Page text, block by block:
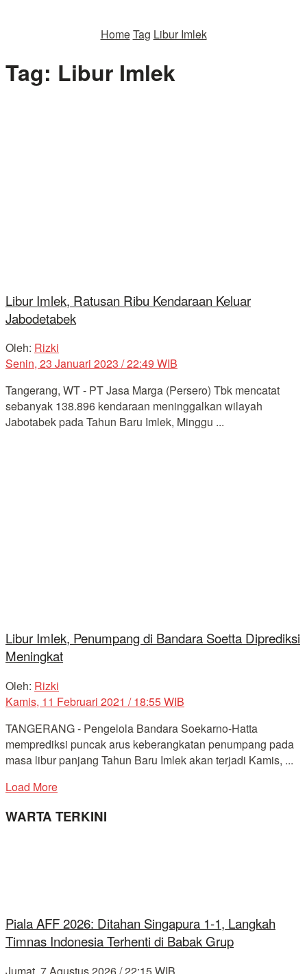
HomeTag Libur Imlek
Tag: Libur Imlek
Libur Imlek, Ratusan Ribu Kendaraan Keluar
Jabodetabek
Oleh: Rizki
Senin, 23 Januari 2023 / 22:49 WIB
Tangerang, WT - PT Jasa Marga (Persero) Tbk mencatat
sebanyak 138.896 kendaraan meninggalkan wilayah
Jabotabek pada Tahun Baru Imlek, Minggu ...
Libur Imlek, Penumpang di Bandara Soetta Diprediksi
Meningkat
Oleh: Rizki
Kamis, 11 Februari 2021 / 18:55 WIB
TANGERANG - Pengelola Bandara Soekarno-Hatta
memprediksi puncak arus keberangkatan penumpang pada
masa libur panjang Tahun Baru Imlek akan terjadi Kamis, ...
Load More
WARTA TERKINI
Piala AFF 2026: Ditahan Singapura 1-1, Langkah
Timnas Indonesia Terhenti di Babak Grup
Jumat, 7 Agustus 2026 / 22:15 WIB